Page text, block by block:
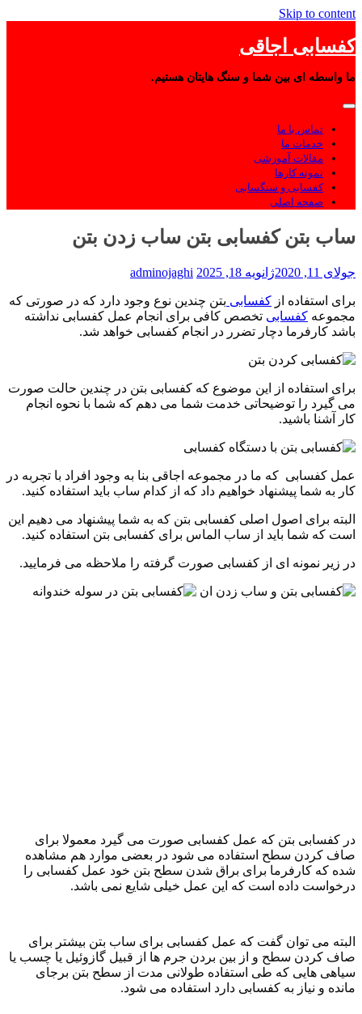
Skip to content
کفسابی اجاقی
ما واسطه ای بین شما و سنگ هایتان هستیم.
تماس با ما
خدمات ما
مقالات آموزشی
نمونه کارها
کفسابی و سنگسابی
صفحه اصلی
ساب بتن کفسابی بتن ساب زدن بتن
جولای 11, 2020 ژانویه 18, 2025 adminojaghi
برای استفاده از کفسابی بتن چندین نوع وجود دارد که در صورتی که
مجموعه کفسابی تخصص کافی برای انجام عمل کفسابی نداشته
باشد کارفرما دچار تضرر در انجام کفسابی خواهد شد.
برای استفاده از این موضوع که کفسابی بتن در چندین حالت صورت
می گیرد را توضیحاتی خدمت شما می دهم که شما با نحوه انجام
کار آشنا باشید.
عمل کفسابی که ما در مجموعه اجاقی بنا به وجود افراد با تجربه در
کار به شما پیشنهاد خواهیم داد که از کدام ساب باید استفاده کنید.
البته برای اصول اصلی کفسابی بتن که به شما پیشنهاد می دهیم این
است که شما باید از ساب الماس برای کفسابی بتن استفاده کنید.
در زیر نمونه ای از کفسابی صورت گرفته را ملاحظه می فرمایید.
در کفسابی بتن که عمل کفسابی صورت می گیرد معمولا برای
صاف کردن سطح استفاده می شود در بعضی موارد هم مشاهده
شده که کارفرما برای براق شدن سطح بتن خود عمل کفسابی را
درخواست داده است که این عمل خیلی شایع نمی باشد.
البته می توان گفت که عمل کفسابی برای ساب بتن بیشتر برای
صاف کردن سطح و از بین بردن جرم ها از قبیل گازوئیل یا چسب یا
سیاهی هایی که طی استفاده طولانی مدت از سطح بتن برجای
مانده و نیاز به کفسابی دارد استفاده می شود.